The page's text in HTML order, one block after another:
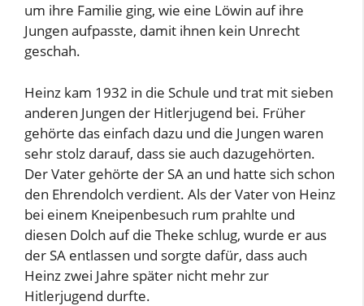
um ihre Familie ging, wie eine Löwin auf ihre
Jungen aufpasste, damit ihnen kein Unrecht
geschah.
Heinz kam 1932 in die Schule und trat mit sieben
anderen Jungen der Hitlerjugend bei. Früher
gehörte das einfach dazu und die Jungen waren
sehr stolz darauf, dass sie auch dazugehörten.
Der Vater gehörte der SA an und hatte sich schon
den Ehrendolch verdient. Als der Vater von Heinz
bei einem Kneipenbesuch rum prahlte und
diesen Dolch auf die Theke schlug, wurde er aus
der SA entlassen und sorgte dafür, dass auch
Heinz zwei Jahre später nicht mehr zur
Hitlerjugend durfte.